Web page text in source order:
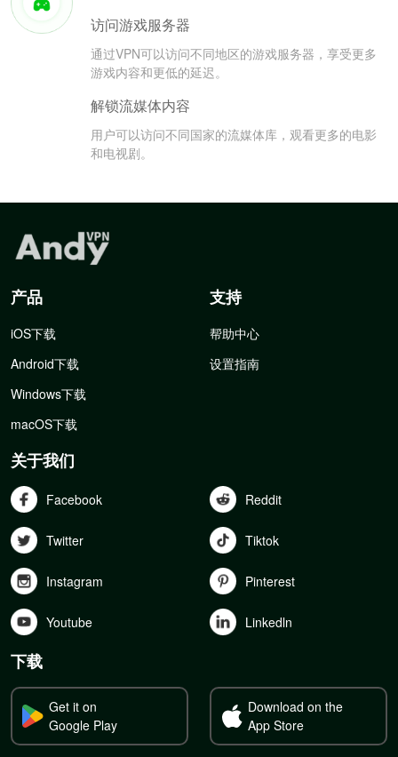
访问游戏服务器
通过VPN可以访问不同地区的游戏服务器，享受更多
游戏内容和更低的延迟。
解锁流媒体内容
用户可以访问不同国家的流媒体库，观看更多的电影
和电视剧。
产品
iOS下载
Android下载
Windows下载
macOS下载
支持
帮助中心
设置指南
关于我们
Facebook Reddit
Twitter Tiktok
Instagram Pinterest
Youtube Linkedln
下载
Get it on
Google Play
Download on the
App Store